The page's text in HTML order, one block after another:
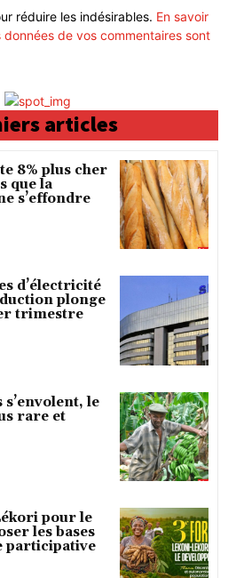
réduire les indésirables. En savoir
de vos commentaires sont
articles
8% plus cher
que la
s’effondre
d’électricité
plonge
trimestre
s’envolent, le
rare et
pour le
les bases
participative